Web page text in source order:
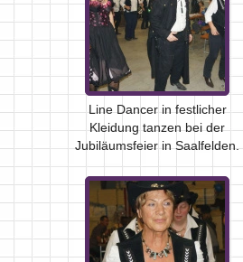
Line Dancer in festlicher
Kleidung tanzen bei der
Jubiläumsfeier in Saalfelden.